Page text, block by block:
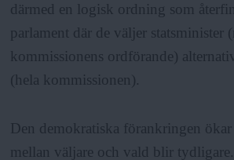
därmed en logisk ordning som
parlament där de väljer statsminister
kommissionens ordförande)
(hela kommissionen).
Den demokratiska förankringen ökar
mellan väljare och vald blir